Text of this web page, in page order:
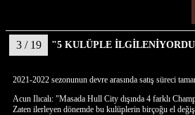
3 / 19 "5 KULÜPLE
2021-2022 sezonunun devre arasında satış süreci
Acun Ilıcalı: "Masada Hull City dışında 4 farklı
Zaten ilerleyen dönemde bu kulüplerin birçoğu el